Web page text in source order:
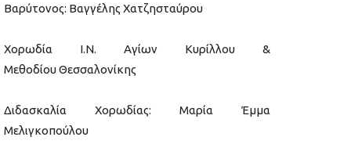
Βαρύτονος: Βαγγέλης Χατζησταύρου
Χορωδία Ι.Ν. Αγίων Κυρίλλου &
Μεθοδίου Θεσσαλονίκης
Διδασκαλία Χορωδίας: Μαρία Έμμα
Μελιγκοπούλου